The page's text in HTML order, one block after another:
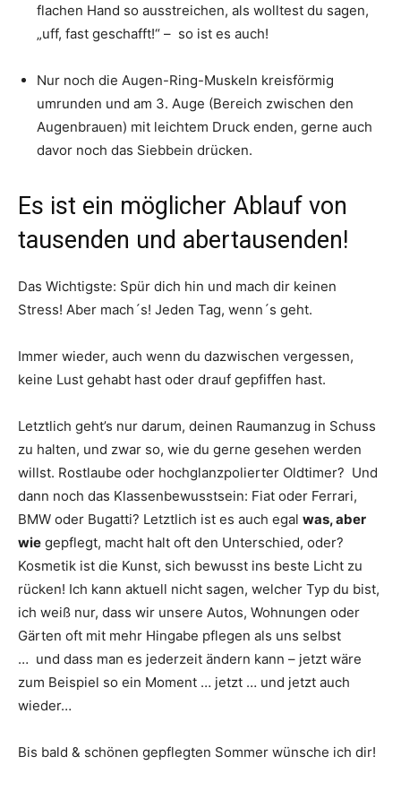
flachen Hand so ausstreichen, als wolltest du sagen,
„uff, fast geschafft!“ – so ist es auch!
Nur noch die Augen-Ring-Muskeln kreisförmig
umrunden und am 3. Auge (Bereich zwischen den
Augenbrauen) mit leichtem Druck enden, gerne auch
davor noch das Siebbein drücken.
Es ist ein möglicher Ablauf von
tausenden und abertausenden!
Das Wichtigste: Spür dich hin und mach dir keinen
Stress! Aber mach´s! Jeden Tag, wenn´s geht.
Immer wieder, auch wenn du dazwischen vergessen,
keine Lust gehabt hast oder drauf gepfiffen hast.
Letztlich geht’s nur darum, deinen Raumanzug in Schuss
zu halten, und zwar so, wie du gerne gesehen werden
willst. Rostlaube oder hochglanzpolierter Oldtimer? Und
dann noch das Klassenbewusstsein: Fiat oder Ferrari,
BMW oder Bugatti? Letztlich ist es auch egal was, aber
wie gepflegt, macht halt oft den Unterschied, oder?
Kosmetik ist die Kunst, sich bewusst ins beste Licht zu
rücken! Ich kann aktuell nicht sagen, welcher Typ du bist,
ich weiß nur, dass wir unsere Autos, Wohnungen oder
Gärten oft mit mehr Hingabe pflegen als uns selbst
… und dass man es jederzeit ändern kann – jetzt wäre
zum Beispiel so ein Moment … jetzt … und jetzt auch
wieder…
Bis bald & schönen gepflegten Sommer wünsche ich dir!